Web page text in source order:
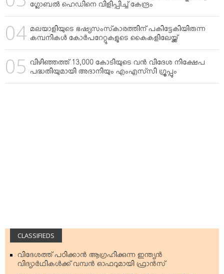
ഗ്ലോബല്‍ ഹെഡിനെ വിളിപ്പിച്ച് കേന്ദ്രം
മലയാളിയുടെ ഭഷ്യസംസ്‌കാരത്തിന് പകിട്ടേകിയിരുന്ന
കമ്പനികള്‍ കോര്‍പറേറ്റുകളുടെ കൈകളിലേയ്ക്ക്
വിഴിഞ്ഞത്ത് 13,000 കോടിയുടെ വന്‍ വിദേശ നിക്ഷേപ
പദ്ധതിയുമായി അദാനിയും എംഎസ്‌സി ഗ്രൂപ്പും
CLASSIFIEDS
വിദേശത്ത് പഠിക്കാന്‍ ആഗ്രഹിക്കുന്ന ഇന്ത്യന്‍
വിദ്യാര്‍ഥികള്‍ക്ക് വമ്പന്‍ ഓഫറുമായി ഫ്രാന്‍സ്